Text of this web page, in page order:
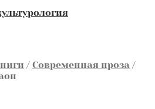
/ Современная проза /